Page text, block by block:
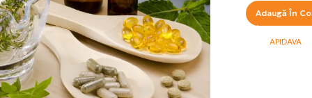
Adaugă În
APIDAVA